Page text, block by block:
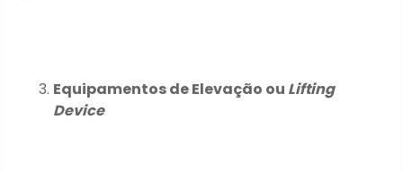
Equipamentos de Elevação ou Lifting
Device